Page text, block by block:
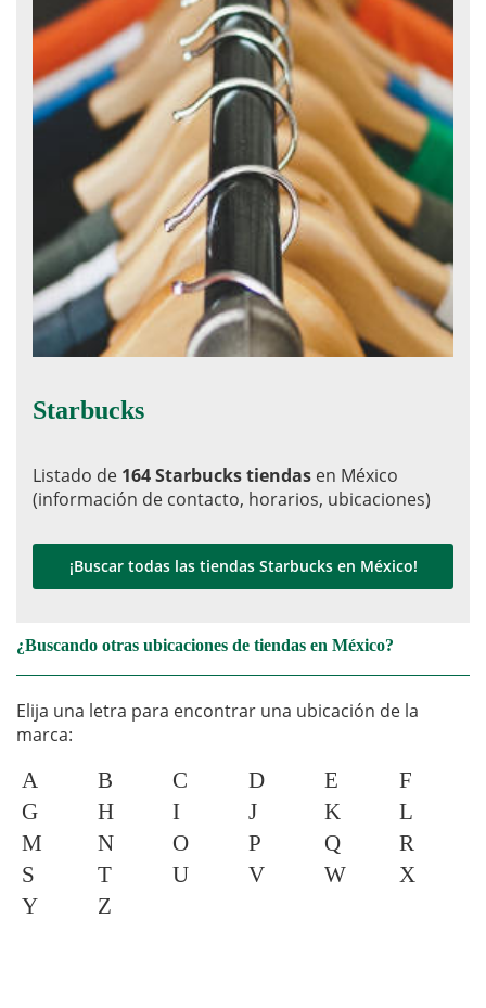
Starbucks
Listado de 164 Starbucks tiendas en México
(información de contacto, horarios, ubicaciones)
¡Buscar todas las tiendas Starbucks en México!
¿Buscando otras ubicaciones de tiendas en México?
Elija una letra para encontrar una ubicación de la
marca:
A B C D E
F
G
H I J K
L
M
N O P Q
R
S
T U V W
X
Y
Z